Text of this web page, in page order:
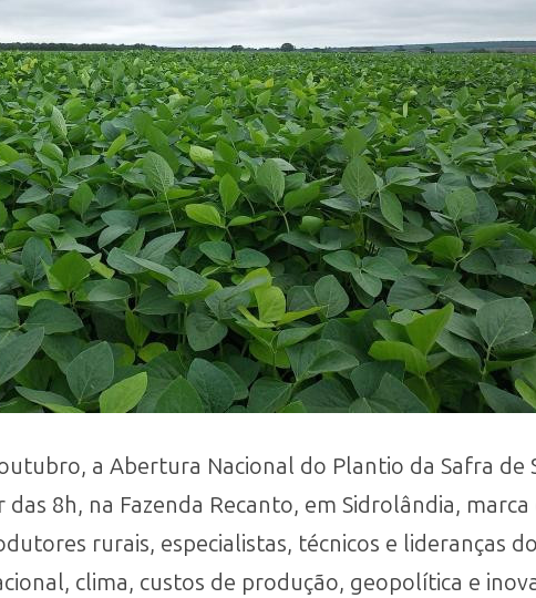
a Abertura Nacional do Plantio da Safra de
8h, na Fazenda Recanto, em Sidrolândia,
rurais, especialistas, técnicos e lideranças
clima, custos de produção, geopolítica e